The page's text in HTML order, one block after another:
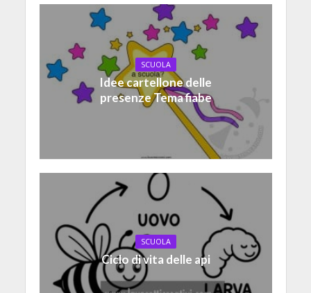
SCUOLA
Idee cartellone delle
presenze Tema fiabe
SCUOLA
Ciclo di vita delle api